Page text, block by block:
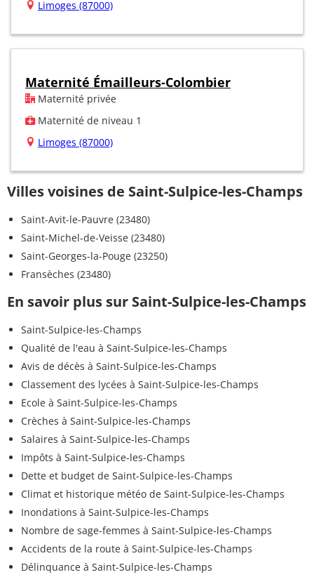
Limoges (87000)
Maternité Émailleurs-Colombier
Maternité privée
Maternité de niveau 1
Limoges (87000)
Villes voisines de Saint-Sulpice-les-Champs
Saint-Avit-le-Pauvre (23480)
Saint-Michel-de-Veisse (23480)
Saint-Georges-la-Pouge (23250)
Fransèches (23480)
En savoir plus sur Saint-Sulpice-les-Champs
Saint-Sulpice-les-Champs
Qualité de l'eau à Saint-Sulpice-les-Champs
Avis de décès à Saint-Sulpice-les-Champs
Classement des lycées à Saint-Sulpice-les-Champs
Ecole à Saint-Sulpice-les-Champs
Crèches à Saint-Sulpice-les-Champs
Salaires à Saint-Sulpice-les-Champs
Impôts à Saint-Sulpice-les-Champs
Dette et budget de Saint-Sulpice-les-Champs
Climat et historique météo de Saint-Sulpice-les-Champs
Inondations à Saint-Sulpice-les-Champs
Nombre de sage-femmes à Saint-Sulpice-les-Champs
Accidents de la route à Saint-Sulpice-les-Champs
Délinquance à Saint-Sulpice-les-Champs